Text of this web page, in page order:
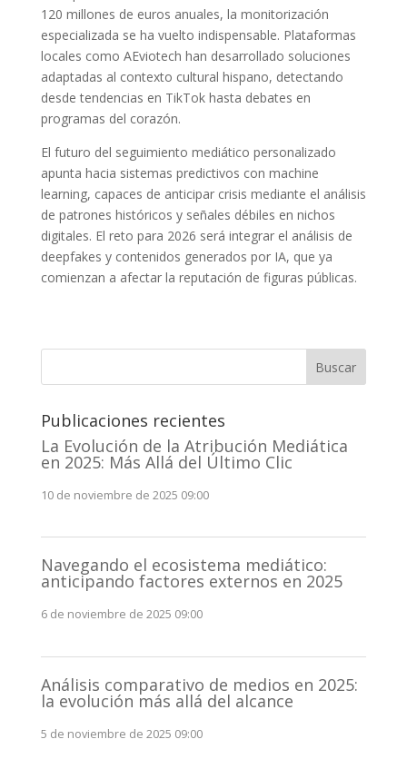
120 millones de euros anuales, la monitorización
especializada se ha vuelto indispensable. Plataformas
locales como AEviotech han desarrollado soluciones
adaptadas al contexto cultural hispano, detectando
desde tendencias en TikTok hasta debates en
programas del corazón.
El futuro del seguimiento mediático personalizado
apunta hacia sistemas predictivos con machine
learning, capaces de anticipar crisis mediante el análisis
de patrones históricos y señales débiles en nichos
digitales. El reto para 2026 será integrar el análisis de
deepfakes y contenidos generados por IA, que ya
comienzan a afectar la reputación de figuras públicas.
Buscar
Publicaciones recientes
La Evolución de la Atribución Mediática
en 2025: Más Allá del Último Clic
10 de noviembre de 2025 09:00
Navegando el ecosistema mediático:
anticipando factores externos en 2025
6 de noviembre de 2025 09:00
Análisis comparativo de medios en 2025:
la evolución más allá del alcance
5 de noviembre de 2025 09:00